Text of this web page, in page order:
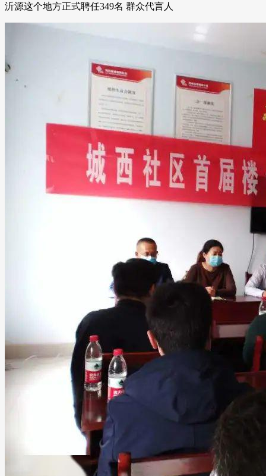
沂源这个地方正式聘任349名 群众代言人